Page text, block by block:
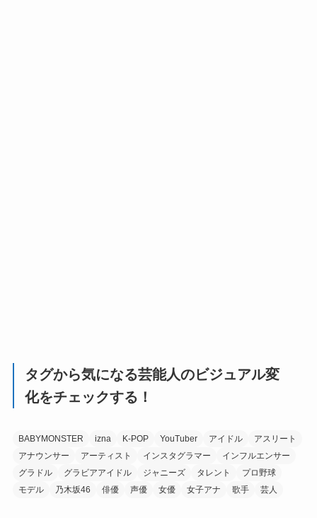
タグから気になる芸能人のビジュアル変
化をチェックする！
BABYMONSTER izna K-POP YouTuber アイドル
アスリート
アナウンサー
アーティスト インスタグラマー
インフルエンサー
グラドル
グラビアアイドル ジャニーズ タレント
プロ野球
モデル
乃木坂46 俳優 声優 女優 女子アナ 歌手 芸人